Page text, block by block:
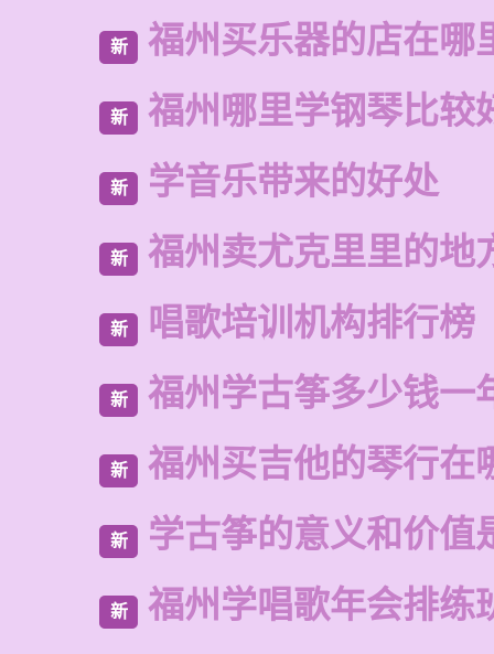
新 福州买乐器的店在哪
新 福州哪里学钢琴比较
新 学音乐带来的好处
新 福州卖尤克里里的地
新 唱歌培训机构排行榜
新 福州学古筝多少钱一
新 福州买吉他的琴行在
新 学古筝的意义和价值
新 福州学唱歌年会排练